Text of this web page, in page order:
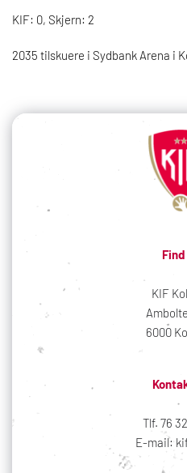
KIF: 0, Skjern: 2
2035 tilskuere i Sydbank Arena i
Find
KIF
6000
Tlf. 76
E-mail: